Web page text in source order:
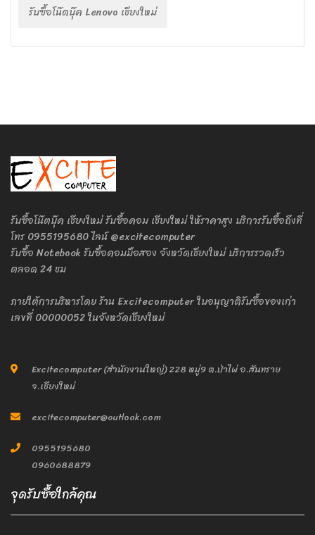
รับซื้อโน๊ตบุ๊ค Lenovo เชียงใหม่
รับซื้อโน๊ตบุ๊ค เชียงใหม่ รับซื้อคอม เชียงใหม่ ให้ราคาสูง บริการรับซื้อถึงที่
โทร 0955195680 ไลน์ @excitecomputer
รับซื้อ Notebook รับซื้อคอมมือสอง จังหวัดเชียงใหม่ บริการรวดเร็ว
ตลอด 24 ชม
ภายใต้การบริหารโดย ร้าน Excitecomputer ใบอนุญาติรับซื้อของเก่า
เลขที่ 00000052 ในจังหวัดเชียงใหม่
Excitecomputer (สำนักงานใหญ่) 228 หมู่9 ต.ป่าไผ่ อ.สันทราย
จ.เชียงใหม่
excitecomputer@outlook.com
0955195680
0960688879
จุดรับซื้อใกล้คุณ